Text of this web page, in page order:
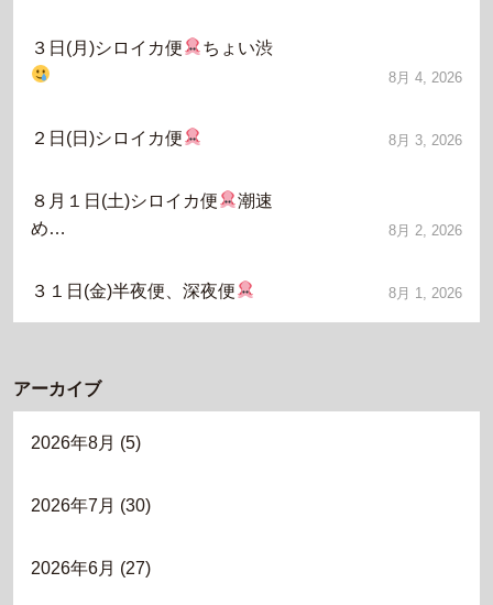
３日(月)シロイカ便 ちょい渋
8月 4, 2026
２日(日)シロイカ便 8月 3, 2026
８月１日(土)シロイカ便
潮速
め…
8月 2, 2026
３１日(金)半夜便、深夜便 8月 1, 2026
アーカイブ
2026年8月 (5)
2026年7月 (30)
2026年6月 (27)